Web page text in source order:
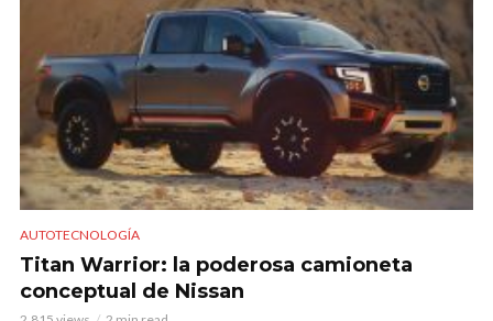
AUTOTECNOLOGÍA
Titan Warrior: la poderosa camioneta
conceptual de Nissan